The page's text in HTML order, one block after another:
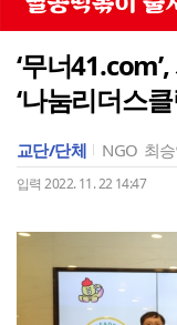
‘무너
‘나눔리더스클
교단/단체 NGO 최
입력 2022. 11. 22 14:47